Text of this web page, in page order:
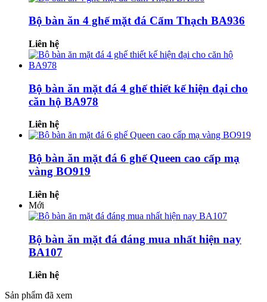
Bộ bàn ăn 4 ghế mặt đá Cẩm Thạch BA936
Liên hệ
Bộ bàn ăn mặt đá 4 ghế thiết kế hiện đại cho
căn hộ BA978
Liên hệ
Bộ bàn ăn mặt đá 6 ghế Queen cao cấp mạ
vàng BO919
Liên hệ
Mới
Bộ bàn ăn mặt đá đáng mua nhất hiện nay
BA107
Liên hệ
Sản phẩm đã xem